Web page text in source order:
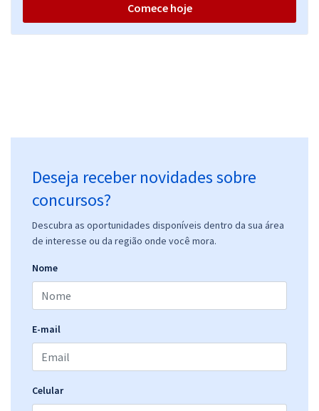
Comece hoje
Deseja receber novidades sobre
concursos?
Descubra as oportunidades disponíveis dentro da sua área
de interesse ou da região onde você mora.
Nome
E-mail
Celular